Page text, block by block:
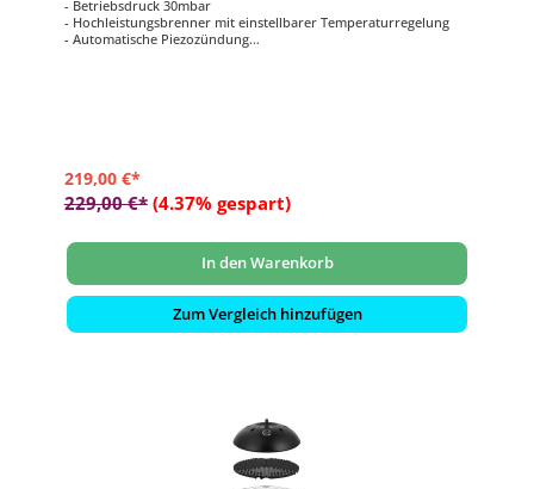
- Betriebsdruck 30mbar
- Hochleistungsbrenner mit einstellbarer Temperaturregelung
- Automatische Piezozündung
219,00 €*
229,00 €* (4.37% gespart)
In den Warenkorb
Zum Vergleich hinzufügen